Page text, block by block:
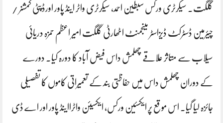
گلگت۔ سیکرٹری ورکس سبطین احمد، سیکرٹری واٹر اینڈ پاور اورڈپٹی کمشنر /
چیئرمین ڈسٹرکٹ ڈیزاسٹر مینجمنٹ اٹھارٹی گلگت امیر اعظم حمزہ دریائی
سیلاب سے متاثر علاقے چھلمش داس فیض آباد کا دورہ کیا۔ دورے
کے دوران چھلمش داس میں حفاظتی بند کے تعمیراتی کاموں کا تفصیلی
جائزہ لیا گیا۔ اس موقع پر ایکسئین ورکس، ایکسیئن واٹرااینڈ پاور اور اے ڈی